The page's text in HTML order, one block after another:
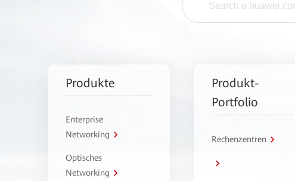
Produkte
Enterprise
Networking
Optisches
Networking
Produkt-
Portfolio
Rechenzentren